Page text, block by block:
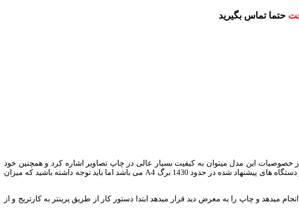
حتما تماس بگیرید
خصوصیات این مدل میتوان به کیفیت بسیار عالی در چاپ تصاویر اشاره کرد و همچنین خود
کاربر میتواند به راحتی این کارتریج ها را تعویض کند بدون نیاز به تکنسین یا متخصص.کارکرد کارتریج های رنگی در دستگاه های پیشنهاد شده در حدود 1430 برگ A4 می باشد اما باید توجه داشته باشید که میزان
و چاپ را به معرض دید قرار میدهد ابتدا دستور کار از طریق پرینتر به کارتریج و از